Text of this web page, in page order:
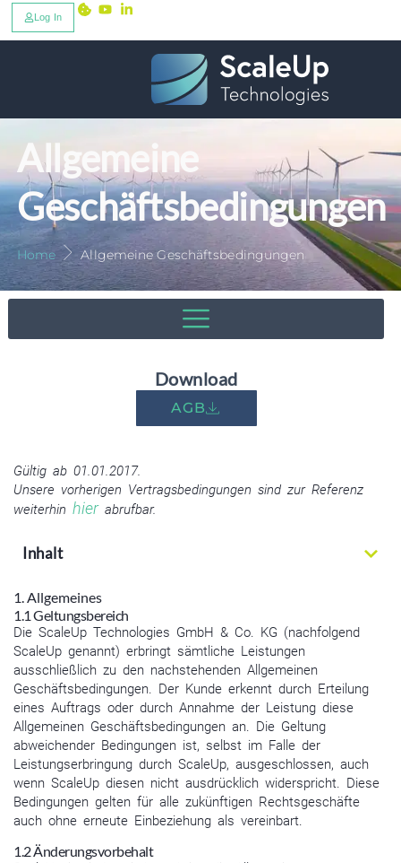
Log In
Allgemeine
Geschäftsbedingungen
Home Allgemeine Geschäftsbedingungen
Download
AGB
Gültig ab 01.01.2017.
Unsere vorherigen Vertragsbedingungen sind zur Referenz
weiterhin hierabrufbar.
Inhalt
1. Allgemeines
1.1 Geltungsbereich
Die ScaleUp Technologies GmbH & Co. KG (nachfolgend
ScaleUp genannt) erbringt sämtliche Leistungen
ausschließlich zu den nachstehenden Allgemeinen
Geschäftsbedingungen. Der Kunde erkennt durch Erteilung
eines Auftrags oder durch Annahme der Leistung diese
Allgemeinen Geschäftsbedingungen an. Die Geltung
abweichender Bedingungen ist, selbst im Falle der
Leistungserbringung durch ScaleUp, ausgeschlossen, auch
wenn ScaleUp diesen nicht ausdrücklich widerspricht. Diese
Bedingungen gelten für alle zukünftigen Rechtsgeschäfte
auch ohne erneute Einbeziehung als vereinbart.
1.2 Änderungsvorbehalt